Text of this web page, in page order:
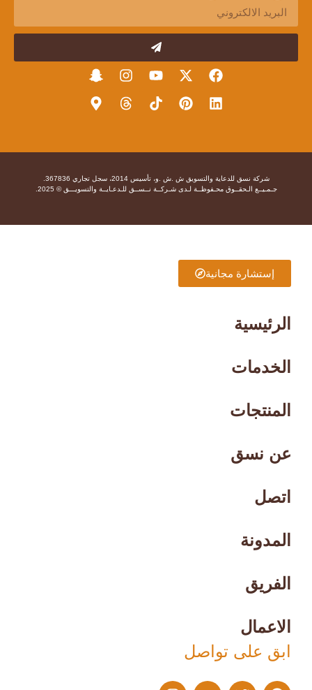
شركة نسق للدعاية والتسويق ش .ش .و، تأسيس 2014، سجل تجاري 367836.
جـمـيــع الـحقــوق محـفوظــة لـدى شـركــة نــســق للـدعـايــة والتسويـــق © 2025.
إستشارة مجانية
الرئيسية
الخدمات
المنتجات
عن نسق
اتصل
المدونة
الفريق
الاعمال
ابق على تواصل